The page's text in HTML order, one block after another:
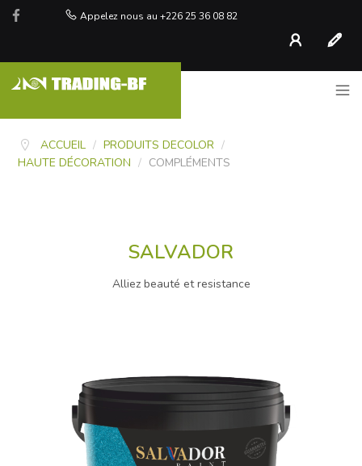
Appelez nous au +226 25 36 08 82
Compte
ACCUEIL / PRODUITS DECOLOR /
HAUTE DÉCORATION / COMPLÉMENTS
SALVADOR
Alliez beauté et resistance